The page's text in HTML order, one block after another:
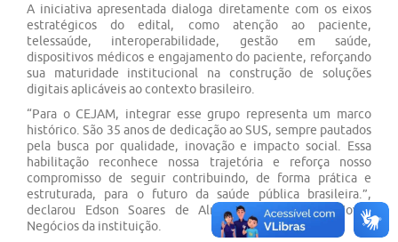
A iniciativa apresentada dialoga diretamente com os eixos
estratégicos do edital, como atenção ao paciente,
telessaúde, interoperabilidade, gestão em saúde,
dispositivos médicos e engajamento do paciente, reforçando
sua maturidade institucional na construção de soluções
digitais aplicáveis ao contexto brasileiro.
“Para o CEJAM, integrar esse grupo representa um marco
histórico. São 35 anos de dedicação ao SUS, sempre pautados
pela busca por qualidade, inovação e impacto social. Essa
habilitação reconhece nossa trajetória e reforça nosso
compromisso de seguir contribuindo, de forma prática e
estruturada, para o futuro da saúde pública brasileira.”,
declarou Edson Soares de Almeida, Gerente de Novos
Negócios da instituição.